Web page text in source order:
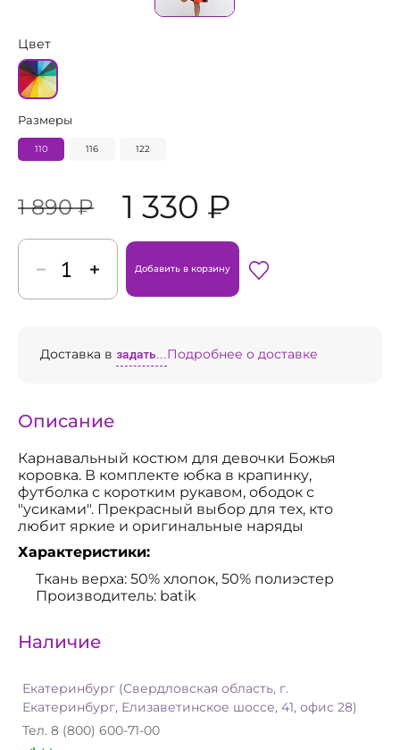
Цвет
Размеры
110 116 122
1 890 ₽ 1 330 ₽
Добавить в корзину
Доставка в задать...Подробнее о доставке
Описание
Карнавальный костюм для девочки Божья
коровка. В комплекте юбка в крапинку,
футболка с коротким рукавом, ободок с
"усиками". Прекрасный выбор для тех, кто
любит яркие и оригинальные наряды
Характеристики:
Ткань верха: 50% хлопок, 50% полиэстер
Производитель: batik
Наличие
Екатеринбург (Свердловская область, г.
Екатеринбург, Елизаветинское шоссе, 41, офис 28)
Тел. 8 (800) 600-71-00